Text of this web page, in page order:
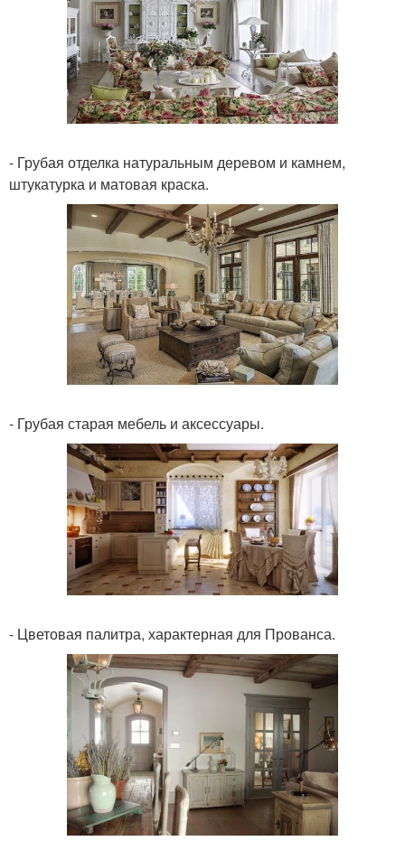
- Грубая отделка натуральным деревом и камнем,
штукатурка и матовая краска.
- Грубая старая мебель и аксессуары.
- Цветовая палитра, характерная для Прованса.